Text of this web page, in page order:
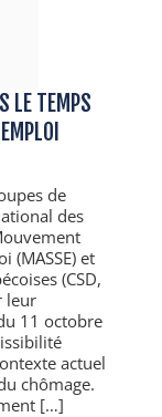
LE TEMPS
de
des
(MASSE) et
(CSD,
leur
11 octobre
actuel
chômage.
[…]